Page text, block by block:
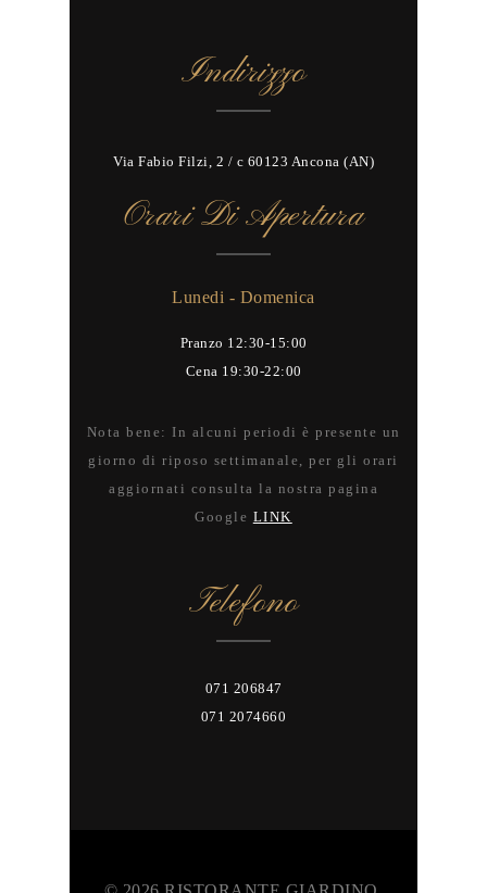
Indirizzo
Via Fabio Filzi, 2 / c 60123 Ancona (AN)
Orari Di Apertura
Lunedi - Domenica
Pranzo 12:30-15:00
Cena 19:30-22:00
Nota bene: In alcuni periodi è presente un
giorno di riposo settimanale, per gli orari
aggiornati consulta la nostra pagina
Google LINK
Telefono
071 206847
071 2074660